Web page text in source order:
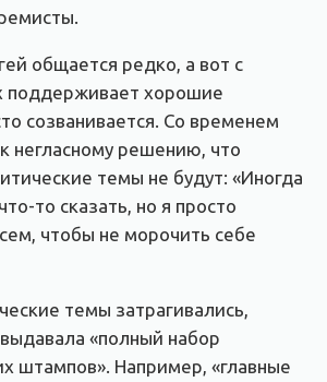
общается редко, а вот с
поддерживает хорошие
созванивается. Со временем
негласному решению, что
темы не будут: «Иногда
то сказать, но я просто
чтобы не морочить себе
темы затрагивались,
«полный набор
штампов». Например, «главные